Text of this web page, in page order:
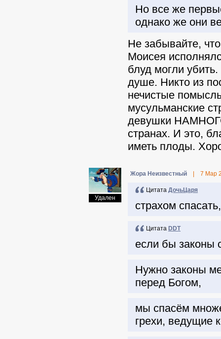
Но все же
однако же они
Не забывайте,
Моисея
блуд могли
душе. Никто из
нечистые
мусульманские
девушки НАМНОГО
странах. И это,
иметь плоды.
Удален
Жора Неизвестный 7 Мар
Цитата ДочьЦаря
страхом
Цитата DDT
если бы законы
Нужно законы
перед Богом,
мы спасём
грехи, ведущие